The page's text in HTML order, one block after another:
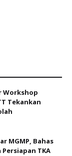
Workshop
Tekankan
MGMP, Bahas
TKA